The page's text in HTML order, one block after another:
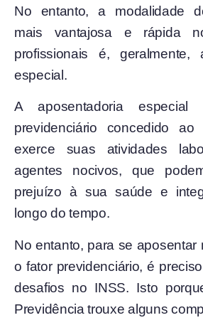
No entanto, a modalidade
mais vantajosa e rápida
profissionais é, geralmente,
especial.
A aposentadoria
previdenciário concedido ao
exerce suas atividades
agentes nocivos, que
prejuízo à sua saúde e
longo do tempo.
No entanto, para se aposentar
o fator previdenciário, é
desafios no INSS. Isto
Previdência trouxe alguns